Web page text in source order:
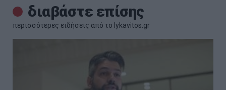
διαβάστε επίσης
περισσότερες ειδήσεις από το lykavitos.gr